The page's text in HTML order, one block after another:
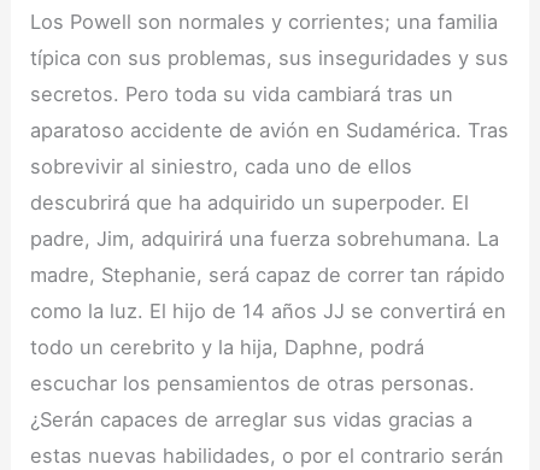
Los Powell son normales y corrientes; una familia
típica con sus problemas, sus inseguridades y sus
secretos. Pero toda su vida cambiará tras un
aparatoso accidente de avión en Sudamérica. Tras
sobrevivir al siniestro, cada uno de ellos
descubrirá que ha adquirido un superpoder. El
padre, Jim, adquirirá una fuerza sobrehumana. La
madre, Stephanie, será capaz de correr tan rápido
como la luz. El hijo de 14 años JJ se convertirá en
todo un cerebrito y la hija, Daphne, podrá
escuchar los pensamientos de otras personas.
¿Serán capaces de arreglar sus vidas gracias a
estas nuevas habilidades, o por el contrario serán